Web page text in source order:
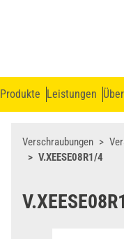
Produkte Leistungen
Verschraubungen
V.XEESE08R1/4